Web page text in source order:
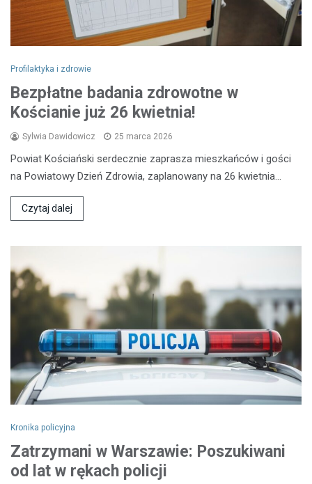
Profilaktyka i zdrowie
Bezpłatne badania zdrowotne w
Kościanie już 26 kwietnia!
Sylwia Dawidowicz 25 marca 2026
Powiat Kościański serdecznie zaprasza mieszkańców i gości
na Powiatowy Dzień Zdrowia, zaplanowany na 26 kwietnia…
Czytaj dalej
Kronika policyjna
Zatrzymani w Warszawie: Poszukiwani
od lat w rękach policji